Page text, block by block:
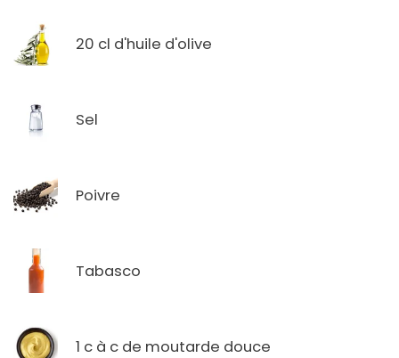
20 cl d'huile d'olive
Sel
Poivre
Tabasco
1 c à c de moutarde douce